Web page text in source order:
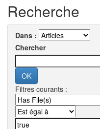
Recherche
Dans :
Chercher
Filtres courants :